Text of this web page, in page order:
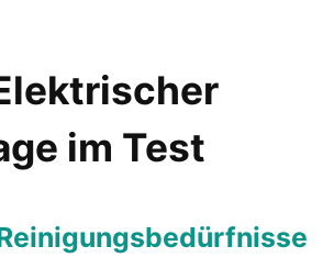
im Test